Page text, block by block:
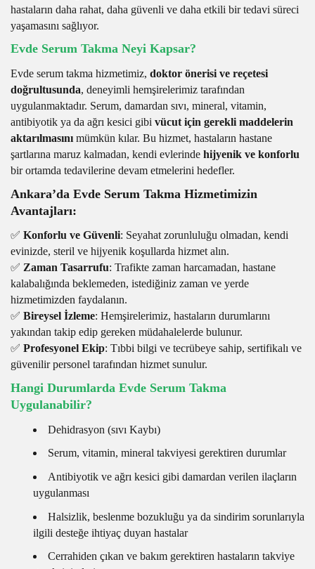
hastaların daha rahat, daha güvenli ve daha etkili bir tedavi süreci
yaşamasını sağlıyor.
Evde Serum Takma Neyi Kapsar?
Evde serum takma hizmetimiz, doktor önerisi ve reçetesi
doğrultusunda, deneyimli hemşirelerimiz tarafından
uygulanmaktadır. Serum, damardan sıvı, mineral, vitamin,
antibiyotik ya da ağrı kesici gibi vücut için gerekli maddelerin
aktarılmasını mümkün kılar. Bu hizmet, hastaların hastane
şartlarına maruz kalmadan, kendi evlerinde hijyenik ve konforlu
bir ortamda tedavilerine devam etmelerini hedefler.
Ankara’da Evde Serum Takma Hizmetimizin
Avantajları:
✅ Konforlu ve Güvenli: Seyahat zorunluluğu olmadan, kendi
evinizde, steril ve hijyenik koşullarda hizmet alın.
✅ Zaman Tasarrufu: Trafikte zaman harcamadan, hastane
kalabalığında beklemeden, istediğiniz zaman ve yerde
hizmetimizden faydalanın.
✅ Bireysel İzleme: Hemşirelerimiz, hastaların durumlarını
yakından takip edip gereken müdahalelerde bulunur.
✅ Profesyonel Ekip: Tıbbi bilgi ve tecrübeye sahip, sertifikalı ve
güvenilir personel tarafından hizmet sunulur.
Hangi Durumlarda Evde Serum Takma
Uygulanabilir?
Dehidrasyon (sıvı Kaybı)
Serum, vitamin, mineral takviyesi gerektiren durumlar
Antibiyotik ve ağrı kesici gibi damardan verilen ilaçların
uygulanması
Halsizlik, beslenme bozukluğu ya da sindirim sorunlarıyla
ilgili desteğe ihtiyaç duyan hastalar
Cerrahiden çıkan ve bakım gerektiren hastaların takviye